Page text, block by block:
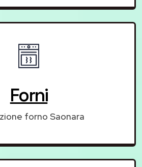
Forni
forno Saonara